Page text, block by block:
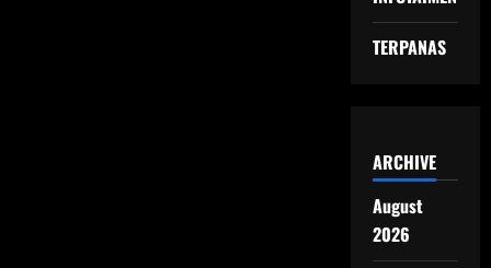
TERPANAS
ARCHIVE
August
2026